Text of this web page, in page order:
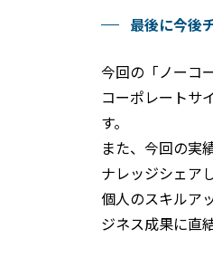
最後に今後
今回の「ノーコ
コーポレートサ
す。
また、今回の実
ナレッジシェア
個人のスキルア
ジネス成果に直